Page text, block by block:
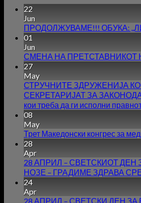
22
Jun
ПРОДОЛЖУВАМЕ!!! ОБУКА:
01
Jun
СМЕНА НА ПРЕТСТАВНИКОТ
27
May
СТРУЧНИТЕ ЗДРУЖЕНИЈА
СЕКРЕТАРИЈАТ ЗА
кои треба да ги исполни
08
May
Трет Македонски конгрес за
28
Apr
28 АПРИЛ – СВЕТСКИОТ
НОЗЕ – ГРАДИМЕ ЗДРАВА
24
Apr
28 АПРИЛ – СВЕТСКИ ДЕН